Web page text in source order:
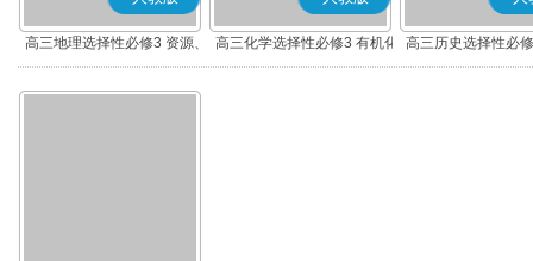
高三地理选择性必修3 资源、
环境与国家安全
高三化学选择性必修3 有机化
学基础
高三历史选择性必
流与传播(部